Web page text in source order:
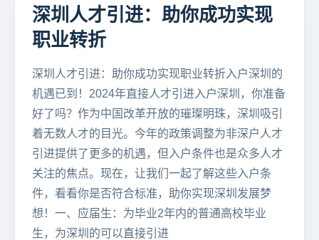
深圳人才引进：助你成功实现
职业转折
深圳人才引进：助你成功实现职业转折入户深圳的
机遇已到！2024年直接人才引进入户深圳，你准备
好了吗？作为中国改革开放的璀璨明珠，深圳吸引
着无数人才的目光。今年的政策调整为非深户人才
引进提供了更多的机遇，但入户条件也是众多人才
关注的焦点。现在，让我们一起了解这些入户条
件，看看你是否符合标准，助你实现深圳发展梦
想！一、应届生：为毕业2年内的普通高校毕业
生，为深圳的可以直接引进